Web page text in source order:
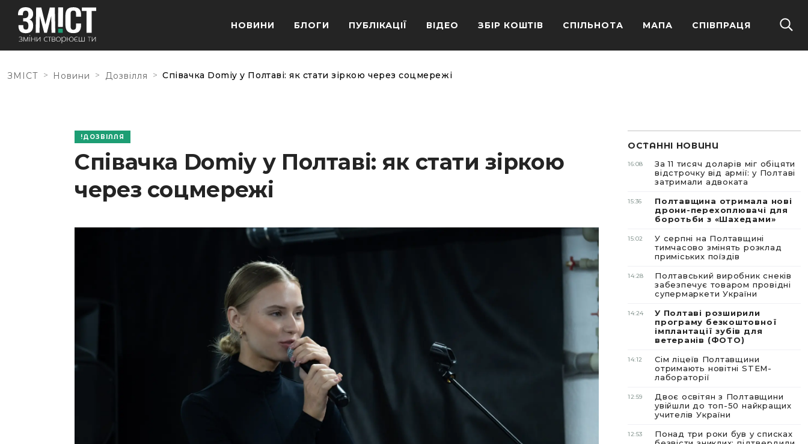
НОВИНИ БЛОГИ ПУБЛІКАЦІЇ ВІДЕО ЗБІР КОШТІВ СПІЛЬНОТА МАПА СПІВПРАЦЯ
ЗМІСТ > Новини > Дозвілля > Співачка Domiy у Полтаві: як стати зіркою через соцмережі
ДОЗВІЛЛЯ
Співачка Domiy у Полтаві: як стати зіркою
через соцмережі
ОСТАННІ НОВИНИ
16:08
За 11 тисяч доларів міг обіцяти
відстрочку від армії: у Полтаві
затримали адвоката
15:36
Полтавщина отримала нові
дрони-перехоплювачі для
боротьби з «Шахедами»
15:02
У серпні на Полтавщині
тимчасово змінять розклад
приміських поїздів
14:28
Полтавський виробник снеків
забезпечує товаром провідні
супермаркети України
14:24
У Полтаві розширили
програму безкоштовної
імплантації зубів для
ветеранів (ФОТО)
14:12
Сім ліцеїв Полтавщини
отримають новітні STEM-
лабораторії
12:59
Двоє освітян з Полтавщини
увійшли до топ-50 найкращих
учителів України
12:53
Понад три роки був у списках